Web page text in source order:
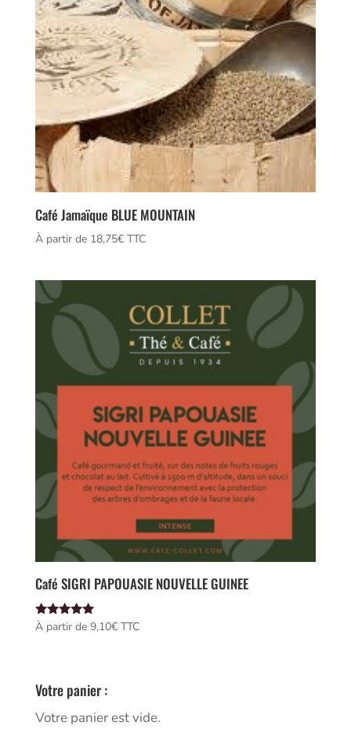
Café Jamaïque BLUE MOUNTAIN
À partir de 18,75€ TTC
Café SIGRI PAPOUASIE NOUVELLE GUINEE
Note
5.00
À partir de 9,10€ TTC
Votre panier :
Votre panier est vide.